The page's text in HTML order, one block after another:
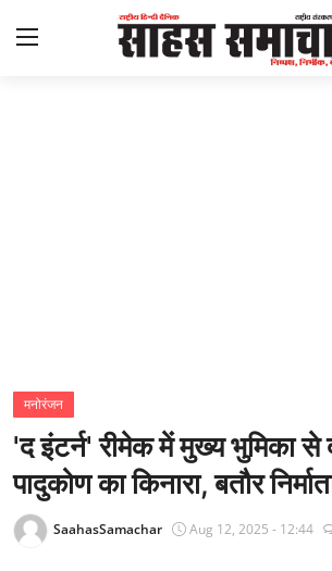
राज्य
अंतराष्ट्रीय
राजनीति
मनोरंजन
'द इंटर्न' रीमेक में मुख्य भुमिका से
पादुकोण का किनारा, बतौर
SaahasSamachar Aug 12, 2025 - 12:44